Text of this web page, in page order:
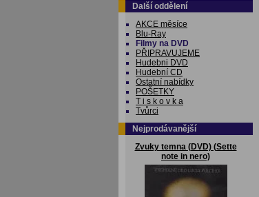
Další oddělení
AKCE měsíce
Blu-Ray
Filmy na DVD
PŘIPRAVUJEME
Hudebni DVD
Hudební CD
Ostatní nabídky
POŠETKY
T i s k o v k a
Tvůrci
Nejprodávanější
Zvuky temna (DVD) (Sette
note in nero)